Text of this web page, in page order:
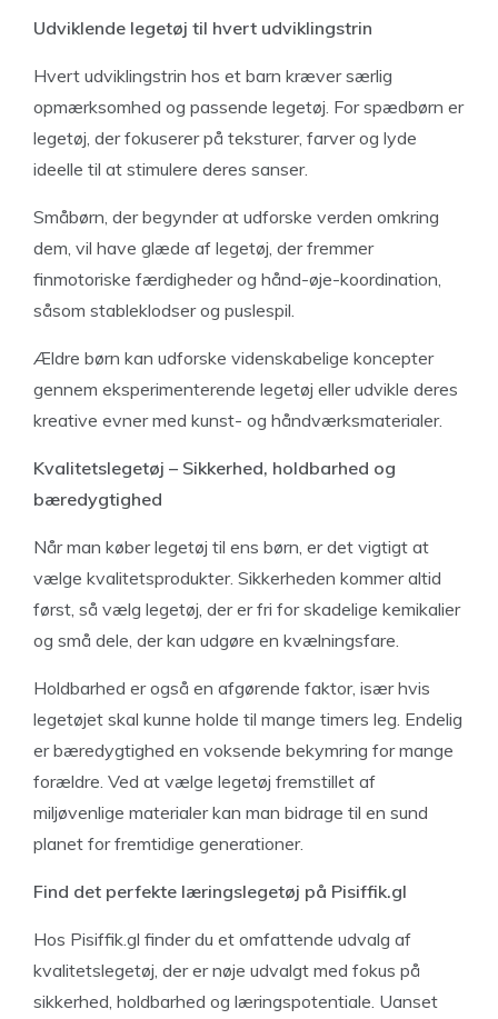
Udviklende legetøj til hvert udviklingstrin
Hvert udviklingstrin hos et barn kræver særlig
opmærksomhed og passende legetøj. For spædbørn er
legetøj, der fokuserer på teksturer, farver og lyde
ideelle til at stimulere deres sanser.
Småbørn, der begynder at udforske verden omkring
dem, vil have glæde af legetøj, der fremmer
finmotoriske færdigheder og hånd-øje-koordination,
såsom stableklodser og puslespil.
Ældre børn kan udforske videnskabelige koncepter
gennem eksperimenterende legetøj eller udvikle deres
kreative evner med kunst- og håndværksmaterialer.
Kvalitetslegetøj – Sikkerhed, holdbarhed og
bæredygtighed
Når man køber legetøj til ens børn, er det vigtigt at
vælge kvalitetsprodukter. Sikkerheden kommer altid
først, så vælg legetøj, der er fri for skadelige kemikalier
og små dele, der kan udgøre en kvælningsfare.
Holdbarhed er også en afgørende faktor, især hvis
legetøjet skal kunne holde til mange timers leg. Endelig
er bæredygtighed en voksende bekymring for mange
forældre. Ved at vælge legetøj fremstillet af
miljøvenlige materialer kan man bidrage til en sund
planet for fremtidige generationer.
Find det perfekte læringslegetøj på Pisiffik.gl
Hos Pisiffik.gl finder du et omfattende udvalg af
kvalitetslegetøj, der er nøje udvalgt med fokus på
sikkerhed, holdbarhed og læringspotentiale. Uanset